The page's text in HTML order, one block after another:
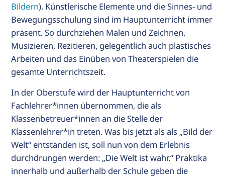
Bildern). Künstlerische Elemente und die Sinnes- und
Bewegungsschulung sind im Hauptunterricht immer
präsent. So durchziehen Malen und Zeichnen,
Musizieren, Rezitieren, gelegentlich auch plastisches
Arbeiten und das Einüben von Theaterspielen die
gesamte Unterrichtszeit.
In der Oberstufe wird der Hauptunterricht von
Fachlehrer*innen übernommen, die als
Klassenbetreuer*innen an die Stelle der
Klassenlehrer*in treten. Was bis jetzt als als „Bild der
Welt“ entstanden ist, soll nun von dem Erlebnis
durchdrungen werden: „Die Welt ist wahr.“ Praktika
innerhalb und außerhalb der Schule geben die